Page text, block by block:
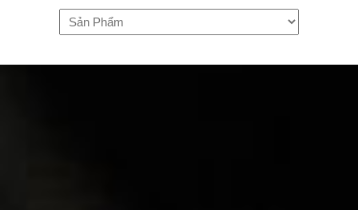
Navigation